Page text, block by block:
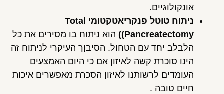
אונקולוגיים.
ניתוח טוטל פנקריאטקטומי Total
Pancreatectomy)
) הוא ניתוח בו מסירים את כל
הלבלב יחד עם הטחול. הסיבןך העיקרי לניתוח זה
הינו סוכרת קשה לאיזון אם כי היום האמצעים
העומדים לרשותנו לאיזון הסכרת מאפשרים איכות
חיים טובה .